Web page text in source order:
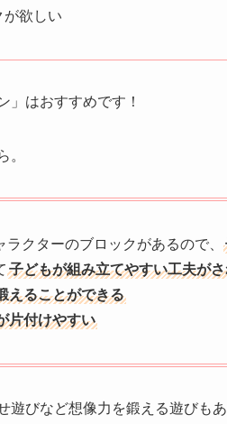
が欲しい
」はおすすめです！
。
クターのブロックがあるので、
子どもが組み立てやすい工夫が
えることができる
片付けやすい
遊びなど想像力を鍛える遊びも